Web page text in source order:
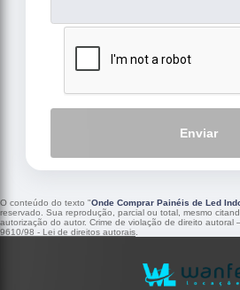
Enviar
O conteúdo do texto "Onde Comprar Painéis de Led
reservado. Sua reprodução, parcial ou total, mesmo
autorização do autor. Crime de violação de direito autoral
9610/98 - Lei de direitos autorais